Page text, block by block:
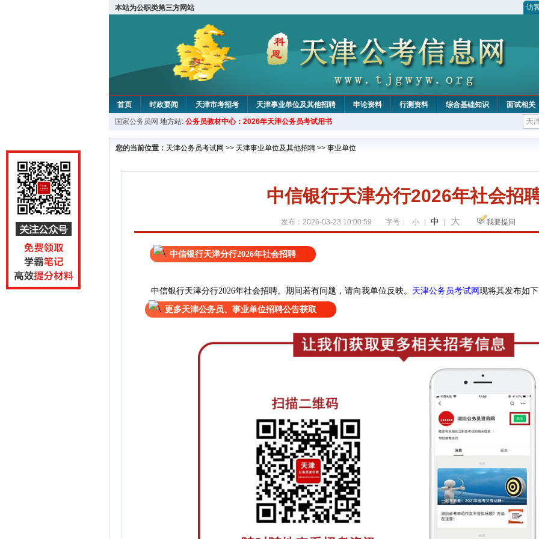
本站为公职类第三方网站 访
首页 时政要闻 天津市考招考 天津事业单位及其他招聘 申论资料 行测资料 综合基础知识 面试相关
教材中心
国家公务员网 地方站: 公务员教材中心：2026年天津公务员考试用书
您的当前位置： 天津公务员考试网 >> 天津事业单位及其他招聘 >> 事业单位
中信银行天津分行2026年社会招
发布：2026-03-23 10:00:59 字号： 小 中 大 我要提问
中信银行天津分行2026年社会招聘
中信银行天津分行2026年社会招聘。 期间若有问题，请向我单位反映。 天津公务员考试网现将其发布如
更多天津公务员、事业单位招聘公告获取